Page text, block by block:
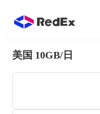
美国 10GB/日